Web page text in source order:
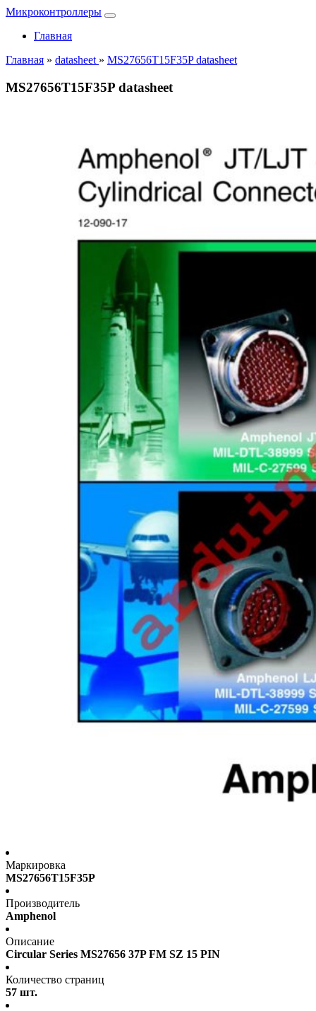
Микроконтроллеры
Главная
Главная » datasheet » MS27656T15F35P datasheet
MS27656T15F35P datasheet
Маркировка
MS27656T15F35P
Производитель
Amphenol
Описание
Circular Series MS27656 37P FM SZ 15 PIN
Количество страниц
57 шт.